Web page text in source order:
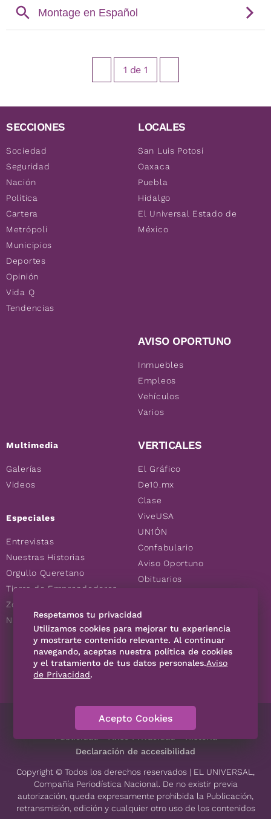
1 de 1
SECCIONES
Sociedad
Seguridad
Nación
Política
Cartera
Metrópoli
Municipios
Deportes
Opinión
Vida Q
Tendencias
Multimedia
Galerías
Videos
Especiales
Entrevistas
Nuestras Historias
Orgullo Queretano
Tierra de Emprendedores
Zoociales
Nuevos Queretanos
LOCALES
San Luis Potosí
Oaxaca
Puebla
Hidalgo
El Universal Estado de
México
AVISO OPORTUNO
Inmuebles
Empleos
Vehículos
Varios
VERTICALES
El Gráfico
De10.mx
Clase
ViveUSA
UN1ÓN
Confabulario
Aviso Oportuno
Obituarios
Consultas
SÍGUENOS
Contáctanos Código de Ética
Publicidad
Aviso Privacidad
Historia
Declaración de accesibilidad
Copyright © Todos los derechos reservados | EL UNIVERSAL,
Compañía Periodística Nacional. De no existir previa
autorización, queda expresamente prohibida la Publicación,
retransmisión, edición y cualquier otro uso de los contenidos
Respetamos tu privacidad
Utilizamos cookies para mejorar tu experiencia
y mostrarte contenido relevante. Al continuar
navegando, aceptas nuestra política de cookies
y el tratamiento de tus datos personales.Aviso
de Privacidad.
Acepto Cookies